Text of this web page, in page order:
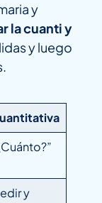
y
la cuanti y
y luego
y